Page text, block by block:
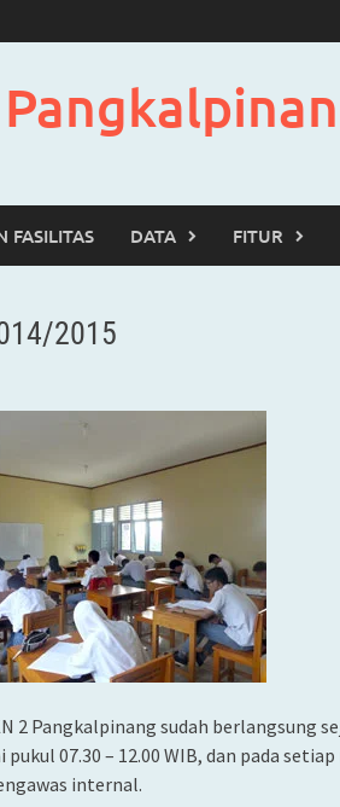
FASILITAS DATA FITUR
2015
2 Pangkalpinang sudah berlangsung
07.30 – 12.00 WIB, dan pada
internal.